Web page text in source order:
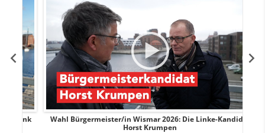
Wahl Bürgermeister/in Wismar 2026: Die Linke-Kandidat
Horst Krumpen